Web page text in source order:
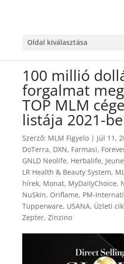
Oldal kiválasztása
100 millió
forgalmat
TOP MLM
listája 2021-
Szerző: MLM Figyelo| júl 11,
DoTerra, DXN, Farmasi,
GNLD Neolife, Herbalife,
LR Health & Beauty System,
hírek, Monat, MyDailyChoice,
NuSkin, Oriflame, PM-
Tupperware, USANA, Üzleti
Zepter, Zinzino